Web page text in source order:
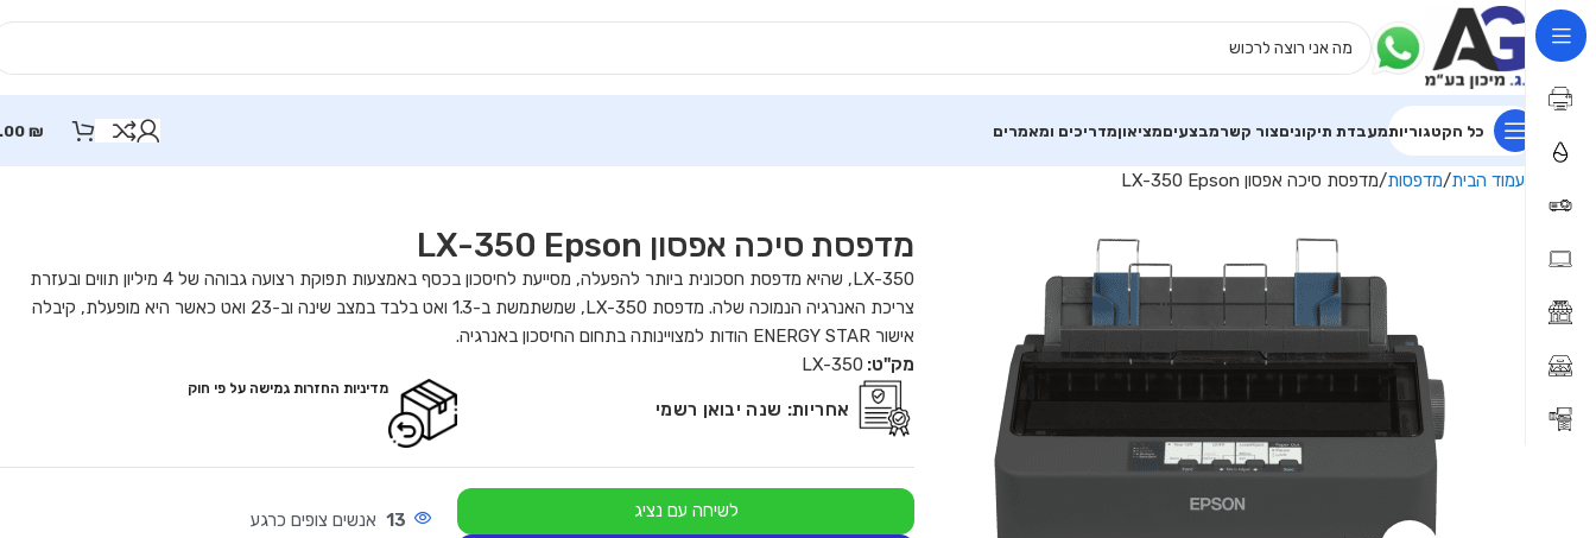
כל הקטגוריותמעבדת תיקוניםצור קשרמבצעיםמציאוןמדריכים ומאמרים ₪
עמוד הבית מדפסות מדפסת סיכה אפסון LX-350 Epson
מדפסת סיכה אפסון LX-350 Epson
LX-350, שהיא מדפסת חסכונית ביותר להפעלה, מסייעת לחיסכון בכסף באמצעות תפוקת רצועה גבוהה של 4 מיליון תווים ובעזרת
צריכת האנרגיה הנמוכה שלה. מדפסת LX-350, שמשתמשת ב-1.3 ואט בלבד במצב שינה וב-23 ואט כאשר היא מופעלת, קיבלה
אישור ENERGY STAR הודות למצויינותה בתחום החיסכון באנרגיה.
מק"ט: LX-350
אחריות: שנה יבואן רשמי
מדיניות החזרות גמישה על פי חוק
לשיחה עם נציג 13 אנשים צופים כרגע